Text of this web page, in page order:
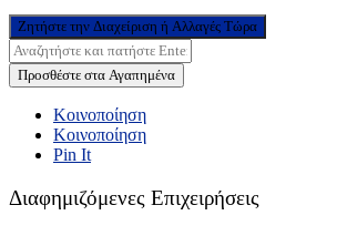
Ζητήστε την Διαχείριση ή Αλλαγές Τώρα
Προσθέστε στα Αγαπημένα
Κοινοποίηση
Κοινοποίηση
Pin It
Διαφημιζόμενες Επιχειρήσεις